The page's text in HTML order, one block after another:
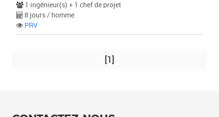
1 ingénieur(s) + 1 chef de projet
8 jours / homme
PRV
[1]